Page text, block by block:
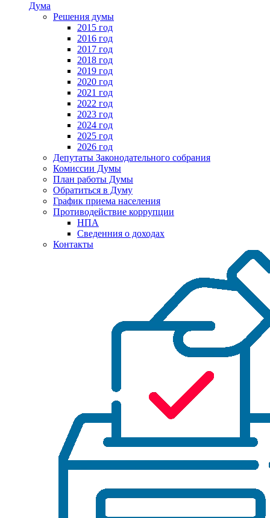
Дума
Решения думы
2015 год
2016 год
2017 год
2018 год
2019 год
2020 год
2021 год
2022 год
2023 год
2024 год
2025 год
2026 год
Депутаты Законодательного собрания
Комиссии Думы
План работы Думы
Обратиться в Думу
График приема населения
Противодействие коррупции
НПА
Сведенния о доходах
Контакты